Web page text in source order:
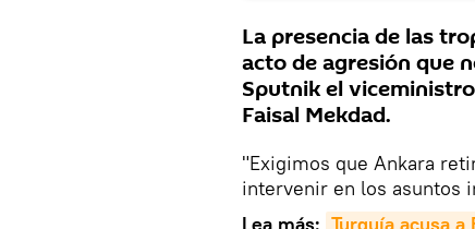
La presencia de las
acto de agresión que
Sputnik el
Faisal Mekdad.
"Exigimos que Ankara
intervenir en los asuntos